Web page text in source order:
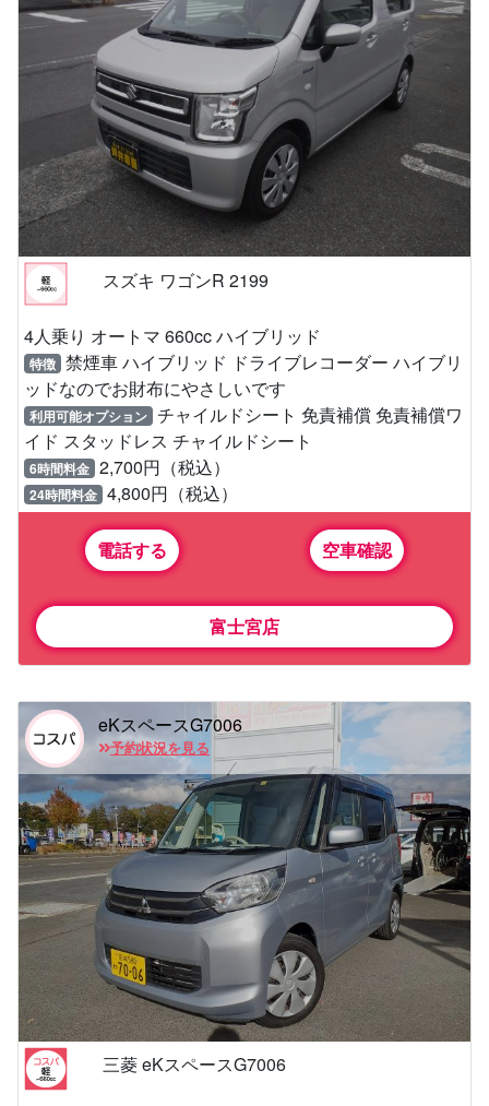
スズキ ワゴンR 2199
4人乗り オートマ 660cc ハイブリッド
特徴 禁煙車 ハイブリッド ドライブレコーダー ハイブリ
ッドなのでお財布にやさしいです
利用可能オプション チャイルドシート 免責補償 免責補償ワ
イド スタッドレス チャイルドシート
6時間料金 2,700円（税込）
24時間料金 4,800円（税込）
電話する 空車確認
富士宮店
eKスペースG7006
予約状況を見る
三菱 eKスペースG7006